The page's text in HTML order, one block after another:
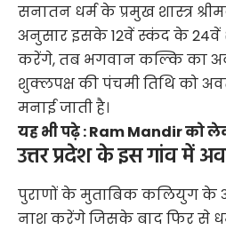
सनातन धर्म के प्रमुख शास्त्र
अनुसार इसके 12वें स्कंद के 24वें
करेंगे, तब भगवान कल्कि का
शुक्लपक्ष की पंचमी तिथि को
मनाई जाती है।
यह भी पढ़े :Ram Mandir को
उत्तर प्रदेश के इस गांव में
पुराणों के मुताबिक कलियुग के
नाश करेंगे जिसके बाद फिर से